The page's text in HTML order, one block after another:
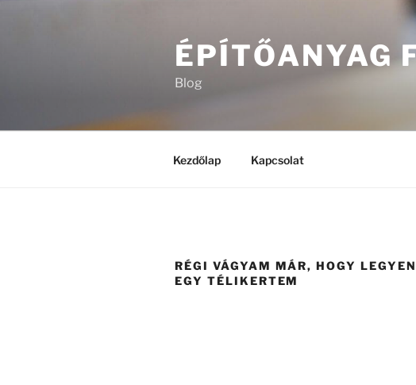
ÉPÍTŐANYAG
Blog
Kezdőlap Kapcsolat
RÉGI VÁGYAM MÁR, HOGY LEGYEN
EGY TÉLIKERTEM